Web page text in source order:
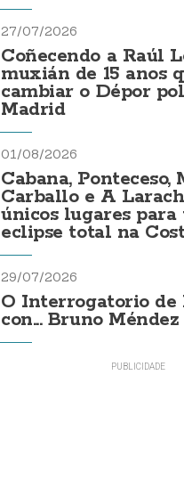
27/07/2026
Coñecendo a Raúl
muxián de 15 anos
cambiar o Dépor
Madrid
01/08/2026
Cabana, Ponteceso,
Carballo e A
únicos lugares para
eclipse total na
29/07/2026
O Interrogatorio de
con... Bruno